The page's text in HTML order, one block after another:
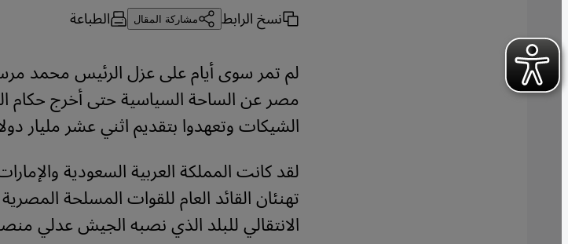
نسخ الرابط مشاركة المقال الطباعة
لم تمر سوى أيام على عزل الرئيس محمد
مصر عن الساحة السياسية حتى أخرج حكام
الشيكات وتعهدوا بتقديم اثني عشر مليار
لقد كانت المملكة العربية السعودية
تهنئان القائد العام للقوات المسلحة
الانتقالي للبلد الذي نصبه الجيش عدلي